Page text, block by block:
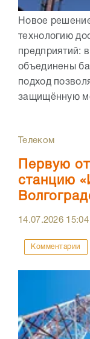
Новое
технологию
предприятий:
объединены
подход
защищённую
Телеком
Первую
станцию
14.07.2026 15:04
Комментарии